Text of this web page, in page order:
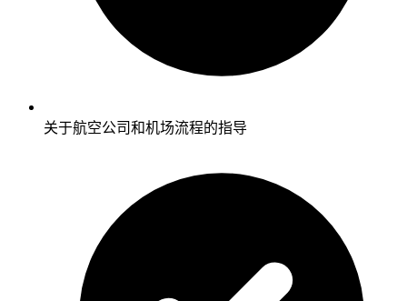
关于航空公司和机场流程的指导